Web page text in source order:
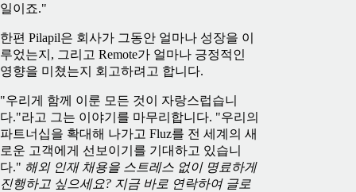
일이죠."
한편 Pilapil은 회사가 그동안 얼마나 성장을 이
루었는지, 그리고 Remote가 얼마나 긍정적인
영향을 미쳤는지 회고하려고 합니다.
"우리게 함께 이룬 모든 것이 자랑스럽습니
다."라고 그는 이야기를 마무리합니다. "우리의
파트너십을 확대해 나가고 Fluz를 전 세계의 새
로운 고객에게 선보이기를 기대하고 있습니
다." 해외 인재 채용을 스트레스 없이 명료하게
진행하고 싶으세요? 지금 바로 연락하여 글로